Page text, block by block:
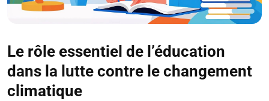
Le rôle essentiel de l’éducation
dans la lutte contre le changement
climatique